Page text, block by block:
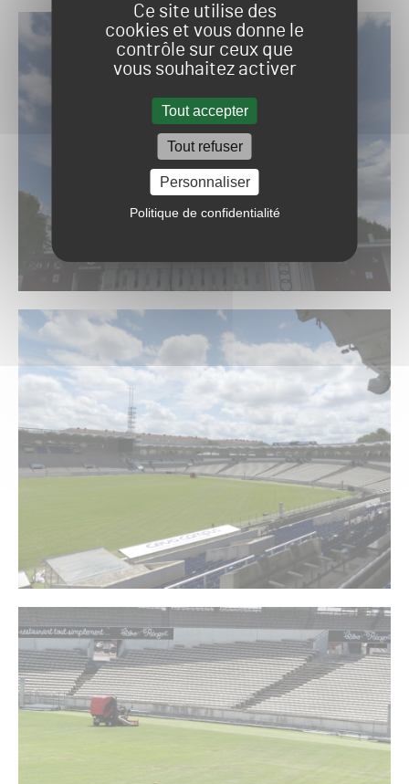
Ce site utilise des
cookies et vous donne le
contrôle sur ceux que
vous souhaitez activer
Tout accepter
Tout refuser
Personnaliser
Politique de confidentialité